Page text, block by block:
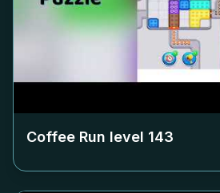
Coffee Run level 143